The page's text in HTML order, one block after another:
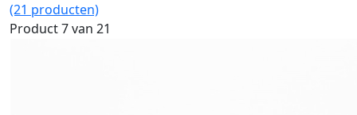
(21 producten)
Product 7 van 21